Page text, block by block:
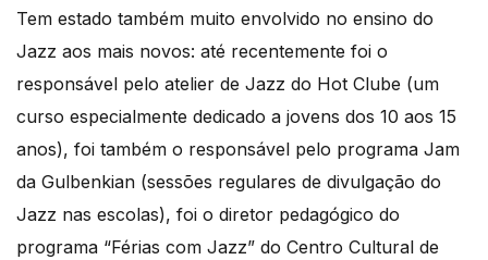
Tem estado também muito envolvido no ensino do
Jazz aos mais novos: até recentemente foi o
responsável pelo atelier de Jazz do Hot Clube (um
curso especialmente dedicado a jovens dos 10 aos 15
anos), foi também o responsável pelo programa Jam
da Gulbenkian (sessões regulares de divulgação do
Jazz nas escolas), foi o diretor pedagógico do
programa “Férias com Jazz” do Centro Cultural de